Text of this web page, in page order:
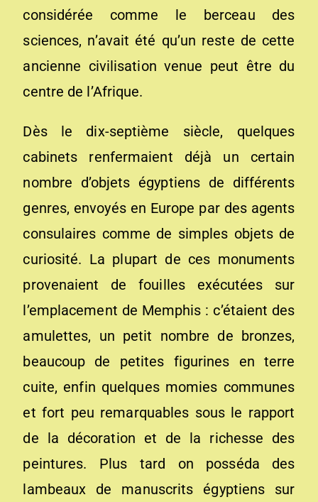
considérée comme le berceau des
sciences, n’avait été qu’un reste de cette
ancienne civilisation venue peut être du
centre de l’Afrique.
Dès le dix-septième siècle, quelques
cabinets renfermaient déjà un certain
nombre d’objets égyptiens de différents
genres, envoyés en Europe par des agents
consulaires comme de simples objets de
curiosité. La plupart de ces monuments
provenaient de fouilles exécutées sur
l’emplacement de Memphis : c’étaient des
amulettes, un petit nombre de bronzes,
beaucoup de petites figurines en terre
cuite, enfin quelques momies communes
et fort peu remarquables sous le rapport
de la décoration et de la richesse des
peintures. Plus tard on posséda des
lambeaux de manuscrits égyptiens sur